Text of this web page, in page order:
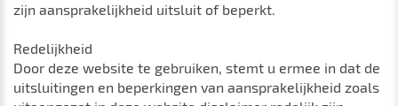
zijn aansprakelijkheid uitsluit of beperkt.
Redelijkheid
Door deze website te gebruiken, stemt u ermee in dat de
uitsluitingen en beperkingen van aansprakelijkheid zoals